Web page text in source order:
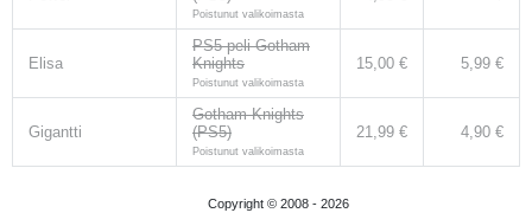
Poistunut valikoimasta
Elisa
PS5-peli Gotham
Knights
Poistunut valikoimasta
15,00 € 5,99 €
Gigantti
Gotham Knights
(PS5)
Poistunut valikoimasta
21,99 € 4,90 €
Copyright © 2008 - 2026